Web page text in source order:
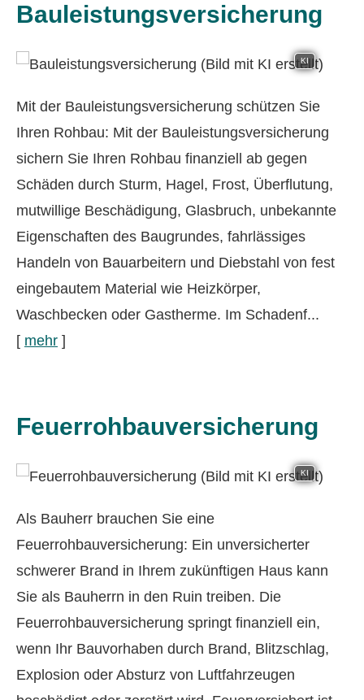
Bauleistungsversicherung
KI
Mit der Bauleistungsversicherung schützen Sie
Ihren Rohbau: Mit der Bauleistungsversicherung
sichern Sie Ihren Rohbau finanziell ab gegen
Schäden durch Sturm, Hagel, Frost, Überflutung,
mutwillige Beschädigung, Glasbruch, unbekannte
Eigenschaften des Baugrundes, fahrlässiges
Handeln von Bauarbeitern und Diebstahl von fest
eingebautem Material wie Heizkörper,
Waschbecken oder Gastherme. Im Schadenf...
[ mehr ]
Feuerrohbauversicherung
KI
Als Bauherr brauchen Sie eine
Feuerrohbauversicherung: Ein unversicherter
schwerer Brand in Ihrem zukünftigen Haus kann
Sie als Bauherrn in den Ruin treiben. Die
Feuerrohbauversicherung springt finanziell ein,
wenn Ihr Bauvorhaben durch Brand, Blitzschlag,
Explosion oder Absturz von Luftfahrzeugen